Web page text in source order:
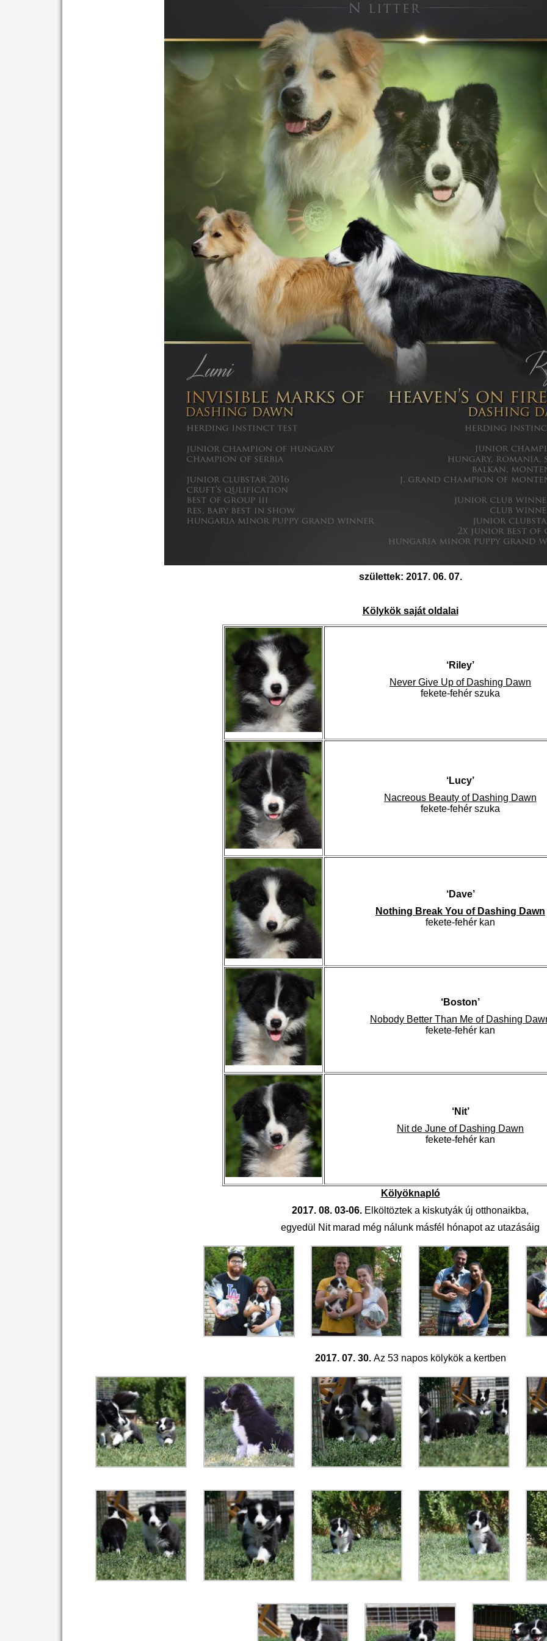
születtek: 2017. 06. 07.
Kölykök saját oldalai
‘Riley’
Never Give Up of Dashing Dawn
fekete-fehér szuka
‘Lucy’
Nacreous Beauty of Dashing Dawn
fekete-fehér szuka
‘Dave’
Nothing Break You of Dashing Dawn
fekete-fehér kan
‘Boston’
Nobody Better Than Me of Dashing
fekete-fehér kan
‘Nit’
Nit de June of Dashing Dawn
fekete-fehér kan
Kölyöknapló
2017. 08. 03-06. Elköltöztek a kiskutyák új otthonaikba,
egyedül Nit marad még nálunk másfél hónapot az utazásáig
2017. 07. 30.Az 53 napos kölykök a kertben